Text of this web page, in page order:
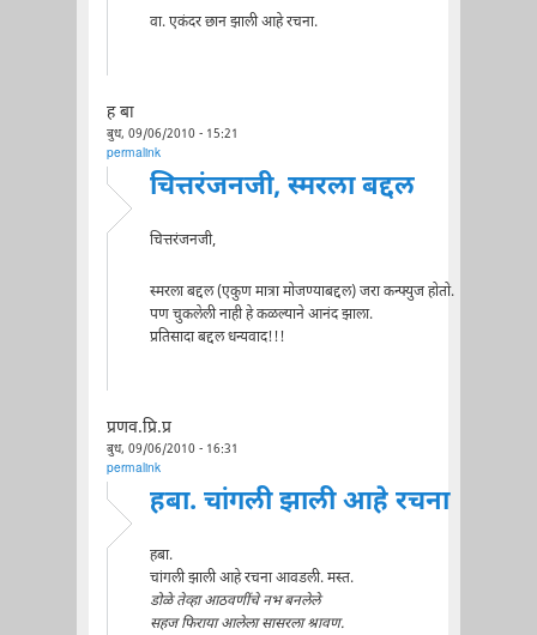
वा. एकंदर छान झाली आहे रचना.
ह बा
बुध, 09/06/2010 - 15:21
permalink
चित्तरंजनजी, स्मरला बद्दल
चित्तरंजनजी,
स्मरला बद्दल (एकुण मात्रा मोजण्याबद्दल) जरा कन्फ्युज होतो.
पण चुकलेली नाही हे कळल्याने आनंद झाला.
प्रतिसादा बद्दल धन्यवाद!!!
प्रणव.प्रि.प्र
बुध, 09/06/2010 - 16:31
permalink
हबा. चांगली झाली आहे रचना
हबा.
चांगली झाली आहे रचना आवडली. मस्त.
डोळे तेव्हा आठवणींचे नभ बनलेले
सहज फिराया आलेला सासरला श्रावण.